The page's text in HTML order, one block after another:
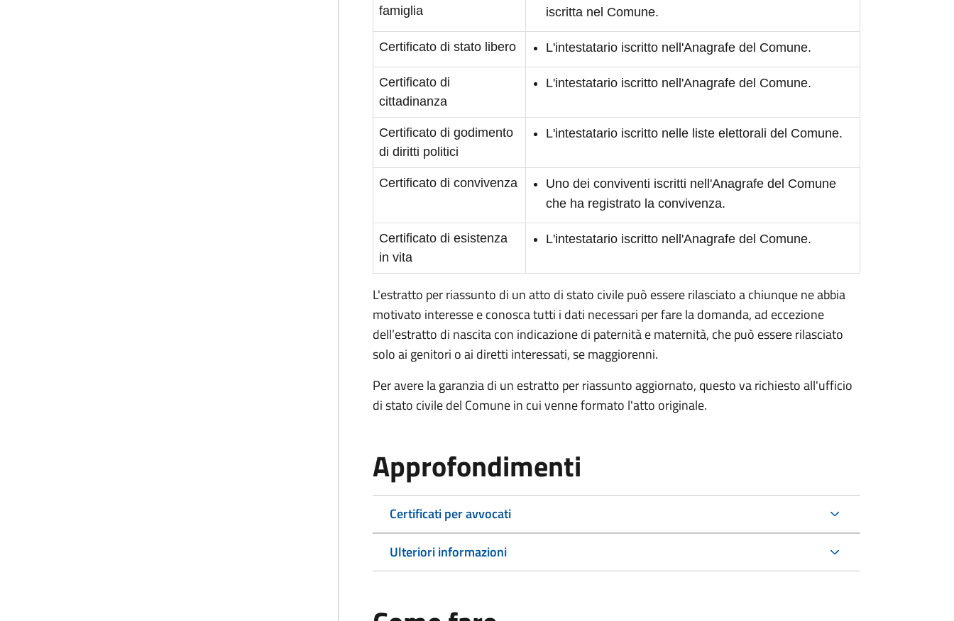
famiglia
iscritta nel Comune.
Certificato di stato libero L'intestatario iscritto nell'Anagrafe del Comune.
Certificato di
cittadinanza
L'intestatario iscritto nell'Anagrafe del Comune.
Certificato di godimento
di diritti politici
L'intestatario iscritto nelle liste elettorali del Comune.
Certificato di convivenza
Uno dei conviventi iscritti nell'Anagrafe del Comune
che ha registrato la convivenza.
Certificato di esistenza
in vita
L'intestatario iscritto nell'Anagrafe del Comune.
L'estratto per riassunto di un atto di stato civile può essere rilasciato a chiunque ne abbia
motivato interesse e conosca tutti i dati necessari per fare la domanda, ad eccezione
dell’estratto di nascita con indicazione di paternità e maternità, che può essere rilasciato
solo ai genitori o ai diretti interessati, se maggiorenni.
Per avere la garanzia di un estratto per riassunto aggiornato, questo va richiesto all'ufficio
di stato civile del Comune in cui venne formato l'atto originale.
Approfondimenti
Certificati per avvocati
Ulteriori informazioni